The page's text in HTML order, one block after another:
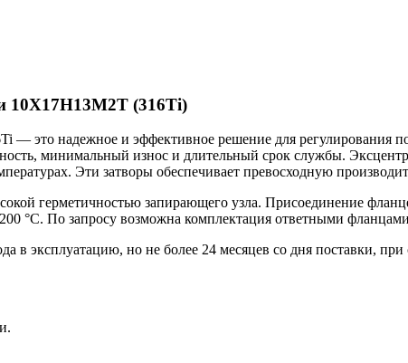
10Х17Н13М2Т (316Ti)
— это надежное и эффективное решение для регулирования
минимальный износ и длительный срок службы.
Эти затворы обеспечивает превосходную
герметичностью запирающего узла. Присоединение
°C. По запросу возможна комплектация ответными
в эксплуатацию, но не более 24 месяцев со дня поставки,